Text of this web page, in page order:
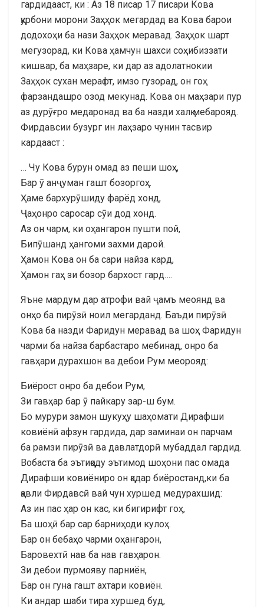
гардидааст, ки : Аз 18 писар 17 писари Кова
қурбони морони Заҳҳок мегардад ва Кова барои
додохоҳи ба нази Заҳҳок меравад. Заҳҳок шарт
мегузорад, ки Кова ҳамчун шахси соҳибиззати
кишвар, ба маҳзаре, ки дар аз адолатнокии
Заҳҳок сухан мерафт, имзо гузорад, он гоҳ
фарзандашро озод мекунад. Кова он маҳзари пур
аз дурӯғро медаронад ва ба назди халқ мебарояд.
Фирдавсии бузург ин лаҳзаро чунин тасвир
кардааст :
… Чу Кова бурун омад аз пеши шоҳ,
Бар ӯ анҷуман гашт бозоргоҳ.
Ҳаме бархурӯшиду фарёд хонд,
Ҷаҳонро саросар сӯи дод хонд.
Аз он чарм, ки оҳангарон пушти пой,
Бипӯшанд ҳангоми захми дарой.
Ҳамон Кова он ба сари найза кард,
Ҳамон гаҳ зи бозор бархост гард….
Яъне мардум дар атрофи вай ҷамъ меоянд ва
онҳо ба пирӯзӣ ноил мегарданд. Баъди пирӯзӣ
Кова ба назди Фаридун меравад ва шоҳ Фаридун
чарми ба найза барбастаро мебинад, онро ба
гавҳари дурахшон ва дебои Рум меорояд:
Биёрост онро ба дебои Рум,
Зи гавҳар бар ӯ пайкару зар-ш бум.
Бо мурури замон шукуҳу шаҳомати Дирафши
ковиёнӣ афзун гардида, дар заминаи он парчам
ба рамзи пирӯзӣ ва давлатдорӣ мубаддал гардид.
Вобаста ба эътиқоду эътимод шоҳони пас омада
Дирафши ковиёниро он қадар биёростанд,ки ба
қавли Фирдавсӣ вай чун хуршед медурахшид:
Аз ин пас ҳар он кас, ки бигирифт гоҳ,
Ба шоҳӣ бар сар барниҳоди кулоҳ.
Бар он бебаҳо чарми оҳангарон,
Баровехтӣ нав ба нав гавҳарон.
Зи дебои пурмояву парниён,
Бар он гуна гашт ахтари ковиён.
Ки андар шаби тира хуршед буд,